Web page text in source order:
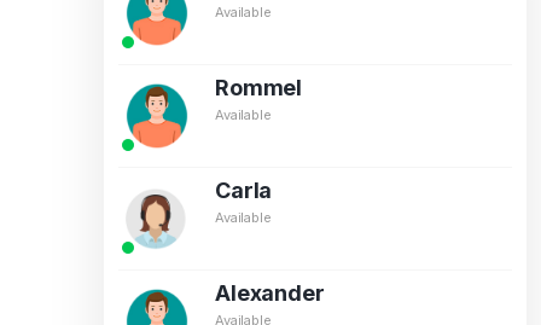
Available
Rommel
Available
Carla
Available
Alexander
Available